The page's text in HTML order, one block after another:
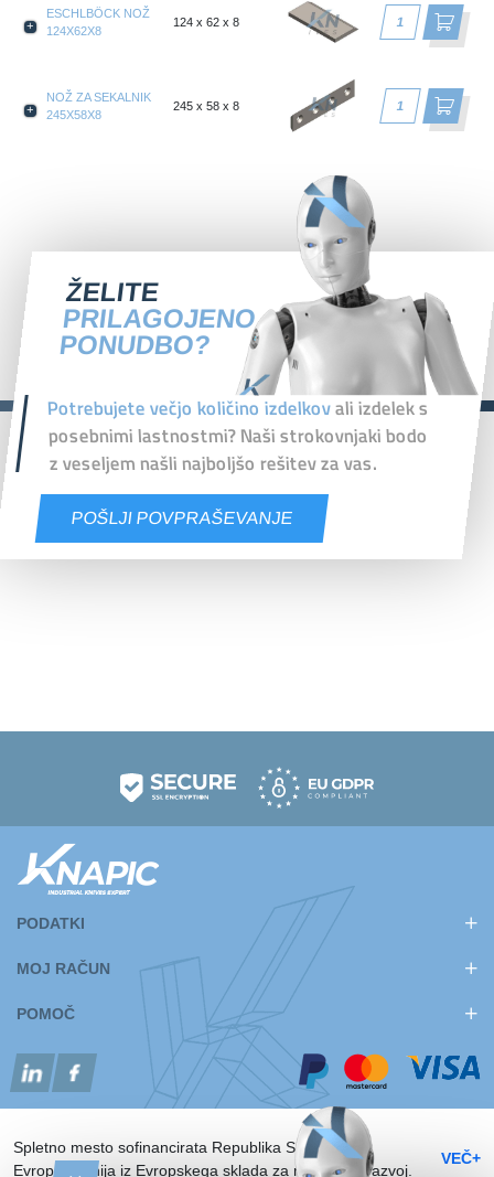
ESCHLBÖCK NOŽ
124X62X8
124 x 62 x 8
NOŽ ZA SEKALNIK
245X58X8
245 x 58 x 8
ŽELITE
PRILAGOJENO
PONUDBO?
Potrebujete večjo količino izdelkovali izdelek s
posebnimi lastnostmi? Naši strokovnjaki bodo
z veseljem našli najboljšo rešitev za vas.
POŠLJI POVPRAŠEVANJE
PODATKI
MOJ RAČUN
POMOČ
Spletno mesto sofinancirata Republika Slovenija in
Evropska unija iz Evropskega sklada za regionalni razvoj.
VEČ+